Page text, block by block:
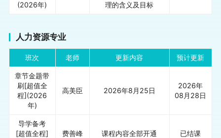
(2026年)
理的含义及目标
人力资源专业
班次 老师 更新内容 预计更新
章节金题带
刷[超值全
程](2026
年)
高美臣 2026年8月25日
2026年
08月28日
导学备考
[超值全程]
费善峰 课程内容全部开通 已结课